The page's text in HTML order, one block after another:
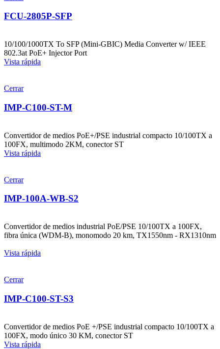
FCU-2805P-SFP
10/100/1000TX To SFP (Mini-GBIC) Media Converter w/ IEEE
802.3at PoE+ Injector Port
Vista rápida
Cerrar
IMP-C100-ST-M
Convertidor de medios PoE+/PSE industrial compacto 10/100TX a
100FX, multimodo 2KM, conector ST
Vista rápida
Cerrar
IMP-100A-WB-S2
Convertidor de medios industrial PoE/PSE 10/100TX a 100FX,
fibra única (WDM-B), monomodo 20 km, TX1550nm - RX1310nm
Vista rápida
Cerrar
IMP-C100-ST-S3
Convertidor de medios PoE +/PSE industrial compacto 10/100TX a
100FX, modo único 30 KM, conector ST
Vista rápida